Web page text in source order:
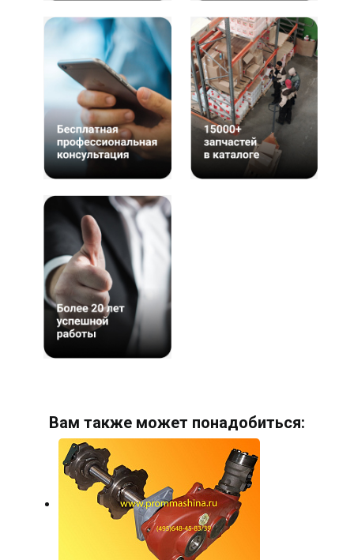
Вам также может понадобиться: